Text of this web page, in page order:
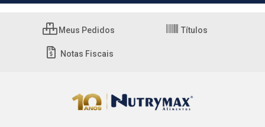
Meus Pedidos Títulos
Notas Fiscais